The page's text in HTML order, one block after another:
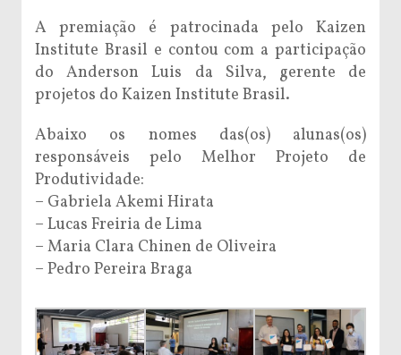
A premiação é patrocinada pelo Kaizen
Institute Brasil e contou com a participação
do Anderson Luis da Silva, gerente de
projetos do Kaizen Institute Brasil.
Abaixo os nomes das(os) alunas(os)
responsáveis pelo Melhor Projeto de
Produtividade:
– Gabriela Akemi Hirata
– Lucas Freiria de Lima
– Maria Clara Chinen de Oliveira
– Pedro Pereira Braga